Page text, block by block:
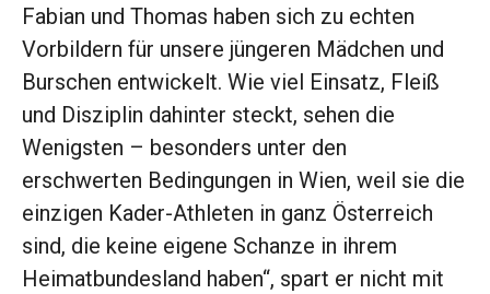
Fabian und Thomas haben sich zu echten
Vorbildern für unsere jüngeren Mädchen und
Burschen entwickelt. Wie viel Einsatz, Fleiß
und Disziplin dahinter steckt, sehen die
Wenigsten – besonders unter den
erschwerten Bedingungen in Wien, weil sie die
einzigen Kader-Athleten in ganz Österreich
sind, die keine eigene Schanze in ihrem
Heimatbundesland haben“, spart er nicht mit